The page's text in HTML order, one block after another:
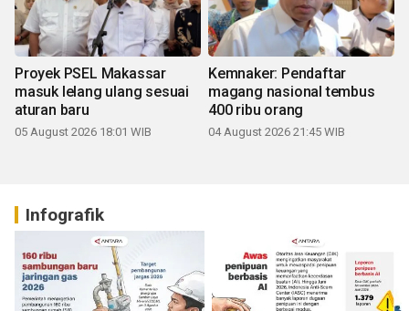
Proyek PSEL Makassar
masuk lelang ulang sesuai
aturan baru
05 August 2026 18:01 WIB
Kemnaker: Pendaftar
magang nasional tembus
400 ribu orang
04 August 2026 21:45 WIB
Infografik